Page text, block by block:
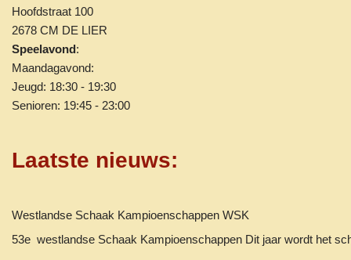
Hoofdstraat 100
2678 CM DE LIER
Speelavond:
Maandagavond:
Jeugd: 18:30 - 19:30
Senioren: 19:45 - 23:00
Laatste nieuws:
Westlandse Schaak Kampioenschappen WSK
53e westlandse Schaak Kampioenschappen Dit jaar wordt het